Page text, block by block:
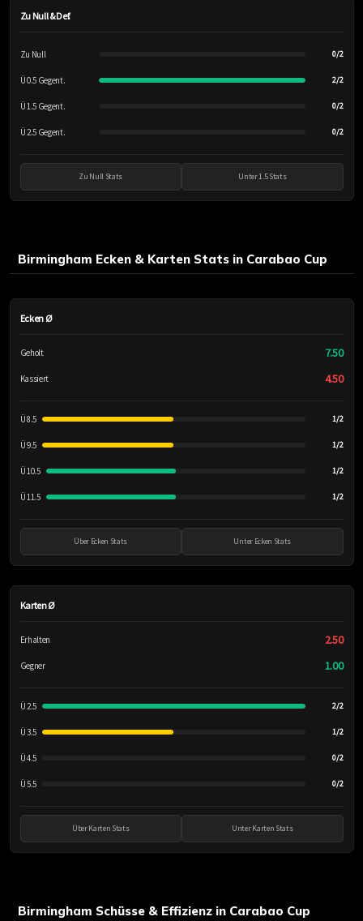
Zu Null & Def.
Zu Null 0/2
Ü 0.5 Gegent. 2/2
Ü 1.5 Gegent. 0/2
Ü 2.5 Gegent. 0/2
Zu Null Stats Unter 1.5 Stats
Birmingham Ecken & Karten Stats in Carabao Cup
Ecken Ø
Geholt 7.50
Kassiert 4.50
Ü 8.5 1/2
Ü 9.5 1/2
Ü 10.5 1/2
Ü 11.5 1/2
Über Ecken Stats Unter Ecken Stats
Karten Ø
Erhalten 2.50
Gegner 1.00
Ü 2.5 2/2
Ü 3.5 1/2
Ü 4.5 0/2
Ü 5.5 0/2
Über Karten Stats Unter Karten Stats
Birmingham Schüsse & Effizienz in Carabao Cup